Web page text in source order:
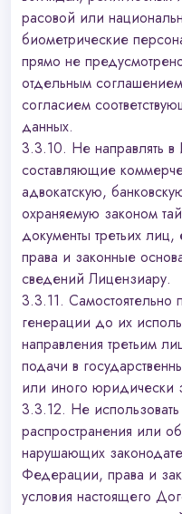
расовой или
биометрические
прямо не
отдельным
согласием
данных.
3.3.10. Не направлять
составляющие
адвокатскую,
охраняемую законом
документы третьих лиц,
права и законные
сведений Лицензиару.
3.3.11. Самостоятельно
генерации до их
направления третьим
подачи в
или иного юридически
3.3.12. Не
распространения или
нарушающих
Федерации, права и
условия настоящего